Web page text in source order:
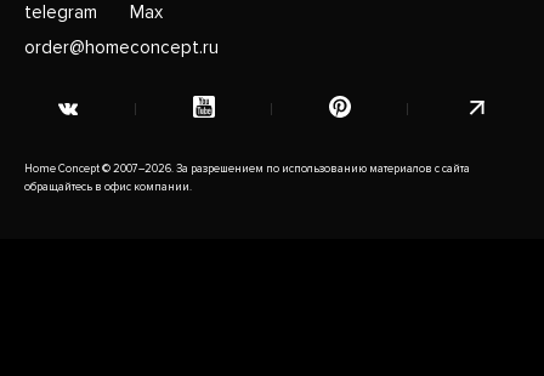
telegram
Max
order@homeconcept.ru
Home Concept © 2007–2026. За разрешением по использованию материалов с сайта
обращайтесь в офис компании.